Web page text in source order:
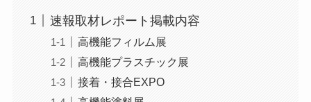
速報取材レポート掲載内容
高機能フィルム展
高機能プラスチック展
接着・接合EXPO